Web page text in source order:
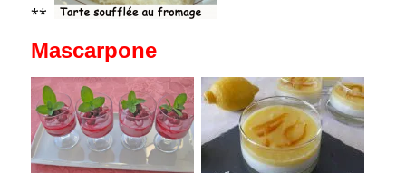
**
Mascarpone